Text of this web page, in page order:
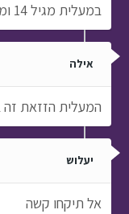
במעלית מגיל 14 ומיבלי לשים לב עליתי כיאילו אני בת 14
אילה
המעלית הזזאת זה
יעלוש
אל תיקחו קשה